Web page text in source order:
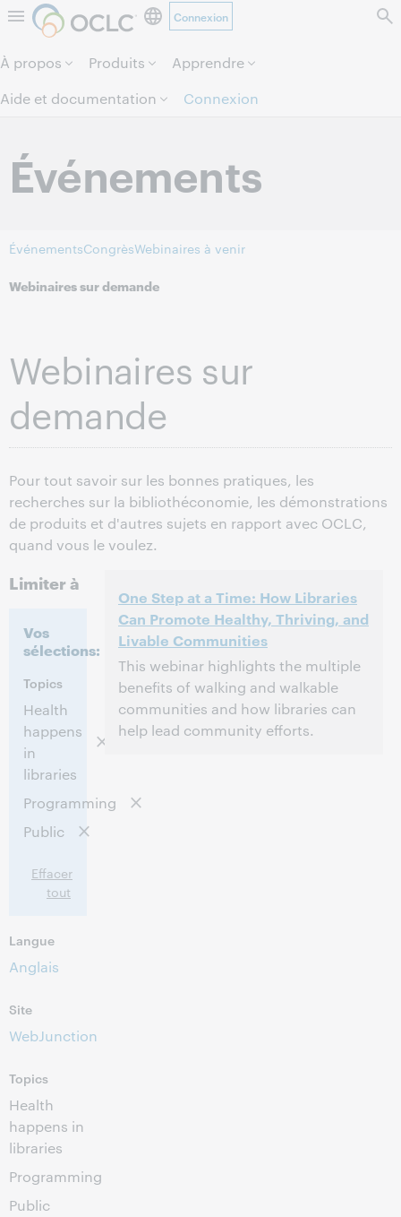
Aller au contenu de la page.
Connexion
À propos Produits
Apprendre
Aide et documentation
Connexion
Événements
ÉvénementsCongrèsWebinaires à venir
Webinaires sur demande
Webinaires sur
demande
Pour tout savoir sur les bonnes pratiques, les
recherches sur la bibliothéconomie, les démonstrations
de produits et d'autres sujets en rapport avec OCLC,
quand vous le voulez.
Limiter à
Vos
sélections:
Topics
Health
happens
in
libraries
Programming
Public
Effacer
tout
Langue
Anglais
Site
WebJunction
Topics
Health
happens in
libraries
Programming
Public
One Step at a Time: How Libraries
Can Promote Healthy, Thriving, and
Livable Communities
This webinar highlights the multiple
benefits of walking and walkable
communities and how libraries can
help lead community efforts.